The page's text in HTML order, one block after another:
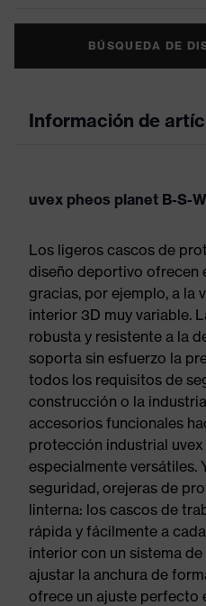
BÚSQUEDA DE
Información de
uvex pheos planet B-S-
Los ligeros cascos de
diseño deportivo ofrecen
gracias, por ejemplo, a la
interior 3D muy variable.
robusta y resistente a la
soporta sin esfuerzo la
todos los requisitos de
construcción o la
accesorios funcionales
protección industrial uvex
especialmente versátiles.
seguridad, orejeras de
linterna: los cascos de
rápida y fácilmente a
interior con un sistema
ajustar la anchura de
ofrece un ajuste perfecto